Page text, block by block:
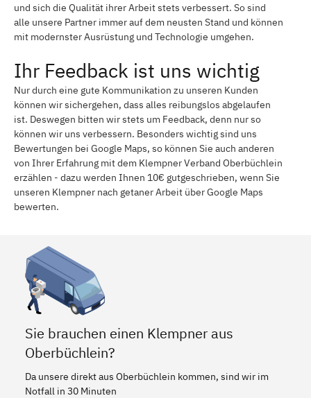
und sich die Qualität ihrer Arbeit stets verbessert. So sind
alle unsere Partner immer auf dem neusten Stand und können
mit modernster Ausrüstung und Technologie umgehen.
Ihr Feedback ist uns wichtig
Nur durch eine gute Kommunikation zu unseren Kunden
können wir sichergehen, dass alles reibungslos abgelaufen
ist. Deswegen bitten wir stets um Feedback, denn nur so
können wir uns verbessern. Besonders wichtig sind uns
Bewertungen bei Google Maps, so können Sie auch anderen
von Ihrer Erfahrung mit dem Klempner Verband Oberbüchlein
erzählen - dazu werden Ihnen 10€ gutgeschrieben, wenn Sie
unseren Klempner nach getaner Arbeit über Google Maps
bewerten.
Sie brauchen einen Klempner aus
Oberbüchlein?
Da unsere direkt aus Oberbüchlein kommen, sind wir im
Notfall in 30 Minuten